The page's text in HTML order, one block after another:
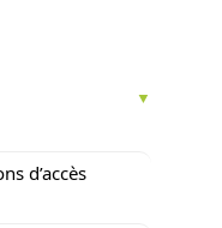
d’accès